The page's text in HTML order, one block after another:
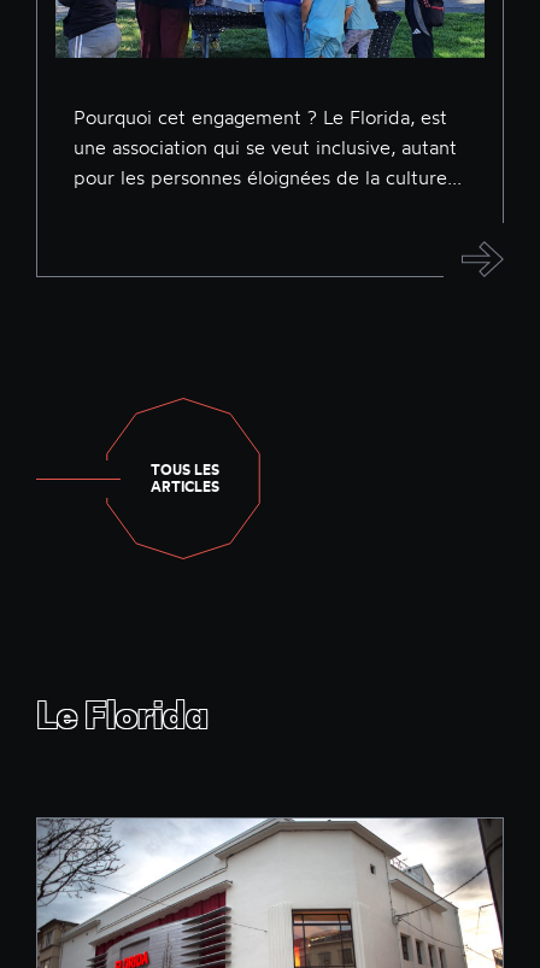
Pourquoi cet engagement ? Le Florida, est
une association qui se veut inclusive, autant
pour les personnes éloignées de la culture...
TOUS LES
ARTICLES
Le Florida